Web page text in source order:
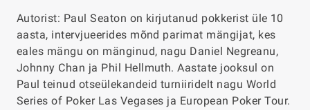
Autorist: Paul Seaton on kirjutanud pokkerist üle 10
aasta, intervjueerides mõnd parimat mängijat, kes
eales mängu on mänginud, nagu Daniel Negreanu,
Johnny Chan ja Phil Hellmuth. Aastate jooksul on
Paul teinud otseülekandeid turniiridelt nagu World
Series of Poker Las Vegases ja European Poker Tour.